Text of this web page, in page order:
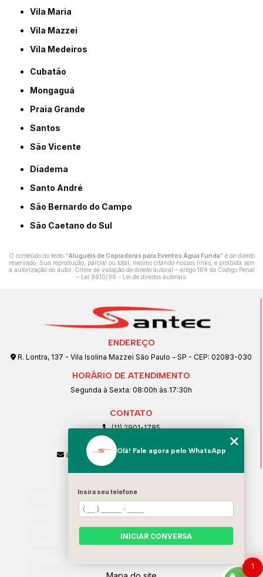
Vila Maria
Vila Mazzei
Vila Medeiros
Cubatão
Mongaguá
Praia Grande
Santos
São Vicente
Diadema
Santo André
São Bernardo do Campo
São Caetano do Sul
O conteúdo do texto "Aluguéis de Copiadoras para Eventos Água Funda" é de direito
reservado. Sua reprodução, parcial ou total, mesmo citando nossos links, é proibida sem
a autorização do autor. Crime de violação de direito autoral – artigo 184 do Código Penal
– Lei 9610/98 - Lei de direitos autorais.
ENDEREÇO
R. Lontra, 137 - Vila Isolina Mazzei São Paulo - SP - CEP: 02083-030
HORÁRIO DE ATENDIMENTO
Segunda à Sexta: 08:00h às 17:30h
CONTATO
(11) 2901-1785
(11) 99239-1832
atendimento@santeccopiadoras.com.br
Home
Empresa
SERVIÇOS
Contato
1
Olá! Fale agora pelo WhatsApp
Insira seu telefone
INICIAR CONVERSA